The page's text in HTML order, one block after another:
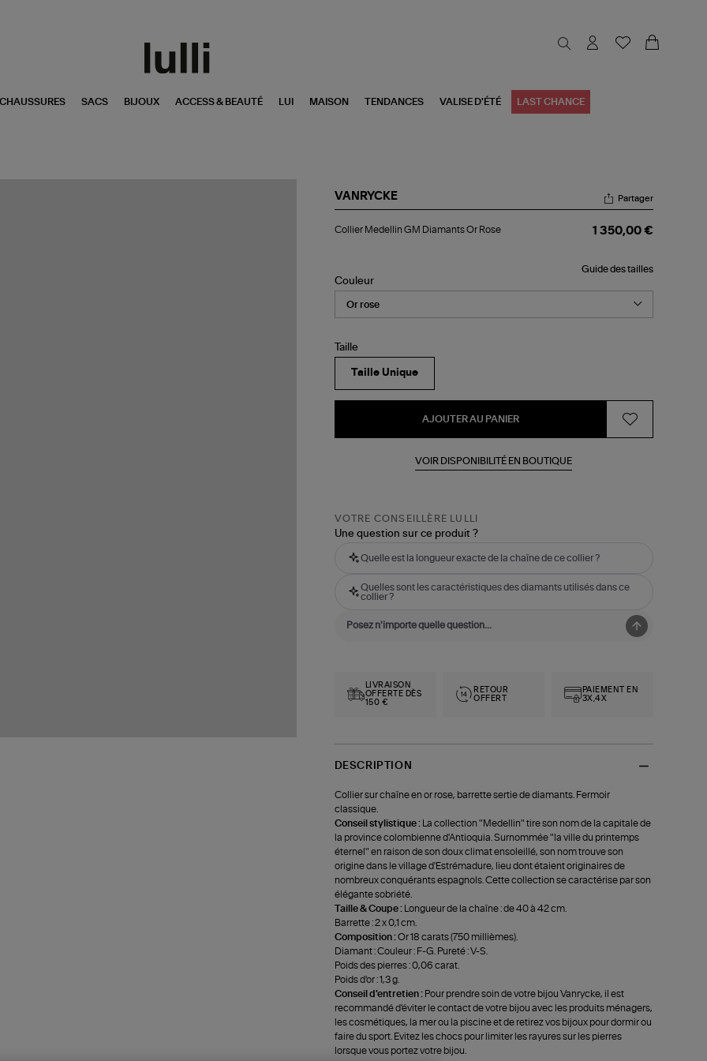
SACS BIJOUX ACCESS & BEAUTÉ LUI MAISON TENDANCES VALISE D'ÉTÉ LAST CHANCE
VANRYCKE
Medellin
Rose
Partager
Collier Medellin GM Diamants Or Rose 1 350,00 €
Guide des tailles
Couleur
Taille
Taille Unique
AJOUTER AU PANIER
VOIR DISPONIBILITÉ EN BOUTIQUE
VOTRE CONSEILLÈRE LULLI
Une question sur ce produit ?
Quelle est la longueur exacte de la chaîne de ce collier ?
Quelles sont les caractéristiques des diamants utilisés dans ce
collier ?
LIVRAISON
OFFERTE DÈS
150 €
RETOUR
OFFERT
PAIEMENT EN
3X,4X
DESCRIPTION
Collier sur chaîne en or rose, barrette sertie de diamants. Fermoir
classique.
Conseil stylistique :
La collection "Medellin" tire son nom de la capitale de
la province colombienne d'Antioquia. Surnommée "la ville du printemps
éternel" en raison de son doux climat ensoleillé, son nom trouve son
origine dans le village d'Estrémadure, lieu dont étaient originaires de
nombreux conquérants espagnols. Cette collection se caractérise par son
élégante sobriété.
Taille & Coupe :
Longueur de la chaîne : de 40 à 42 cm.
Barrette : 2 x 0,1 cm.
Composition :Or 18 carats (750 millièmes).
Diamant : Couleur : F-G. Pureté : V-S.
Poids des pierres : 0,06 carat.
Poids d'or : 1,3 g.
Conseil d'entretien : Pour prendre soin de votre bijou Vanrycke, il est
recommandé d'éviter le contact de votre bijou avec les produits ménagers,
les cosmétiques, la mer ou la piscine et de retirez vos bijoux pour dormir ou
faire du sport. Evitez les chocs pour limiter les rayures sur les pierres
lorsque vous portez votre bijou.